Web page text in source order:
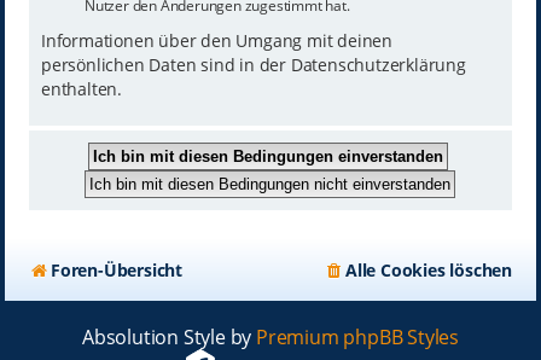
Nutzer den Änderungen zugestimmt hat.
Informationen über den Umgang mit deinen
persönlichen Daten sind in der Datenschutzerklärung
enthalten.
Foren-Übersicht Alle Cookies löschen
Absolution Style by Premium phpBB Styles